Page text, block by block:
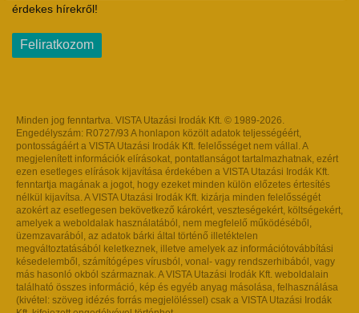
érdekes hírekről!
Feliratkozom
Minden jog fenntartva. VISTA Utazási Irodák Kft. © 1989-2026.
Engedélyszám: R0727/93 A honlapon közölt adatok teljességéért,
pontosságáért a VISTA Utazási Irodák Kft. felelősséget nem vállal. A
megjelenített információk elírásokat, pontatlanságot tartalmazhatnak, ezért
ezen esetleges elírások kijavítása érdekében a VISTA Utazási Irodák Kft.
fenntartja magának a jogot, hogy ezeket minden külön előzetes értesítés
nélkül kijavítsa. A VISTA Utazási Irodák Kft. kizárja minden felelősségét
azokért az esetlegesen bekövetkező károkért, veszteségekért, költségekért,
amelyek a weboldalak használatából, nem megfelelő működéséből,
üzemzavarából, az adatok bárki által történő illetéktelen
megváltoztatásából keletkeznek, illetve amelyek az információtovábbítási
késedelemből, számítógépes vírusból, vonal- vagy rendszerhibából, vagy
más hasonló okból származnak. A VISTA Utazási Irodák Kft. weboldalain
található összes információ, kép és egyéb anyag másolása, felhasználása
(kivétel: szöveg idézés forrás megjelöléssel) csak a VISTA Utazási Irodák